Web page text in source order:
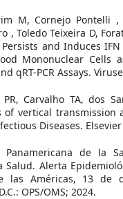
M, Cornejo Pontelli ,
, Toledo Teixeira D,
and Induces
Mononuclear Cells
qRT-PCR Assays.
Carvalho TA, dos
of vertical transmission
Diseases.
Panamericana de la
Salud. Alerta
las Américas, 13 de
OPS/OMS; 2024.